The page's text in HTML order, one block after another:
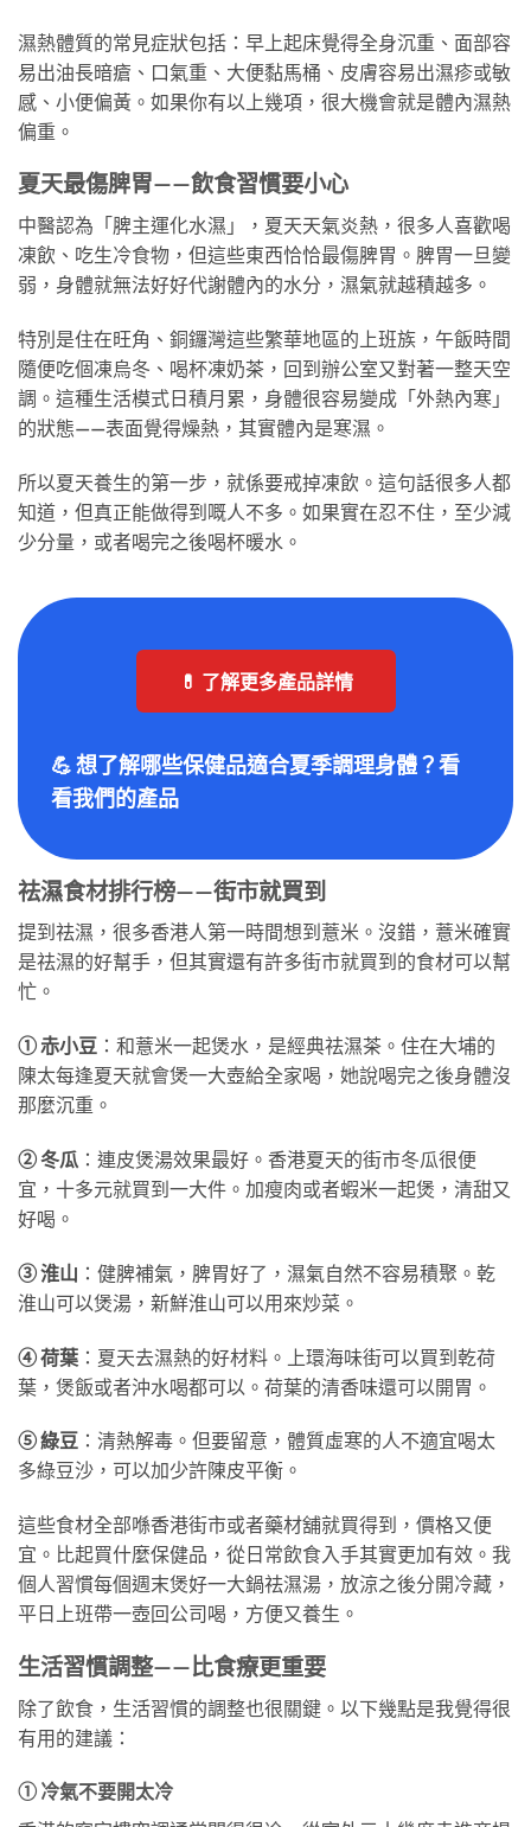
濕熱體質的常見症狀包括：早上起床覺得全身沉重、面部容
易出油長暗瘡、口氣重、大便黏馬桶、皮膚容易出濕疹或敏
感、小便偏黃。如果你有以上幾項，很大機會就是體內濕熱
偏重。
夏天最傷脾胃——飲食習慣要小心
中醫認為「脾主運化水濕」，夏天天氣炎熱，很多人喜歡喝
凍飲、吃生冷食物，但這些東西恰恰最傷脾胃。脾胃一旦變
弱，身體就無法好好代謝體內的水分，濕氣就越積越多。
特別是住在旺角、銅鑼灣這些繁華地區的上班族，午飯時間
隨便吃個凍烏冬、喝杯凍奶茶，回到辦公室又對著一整天空
調。這種生活模式日積月累，身體很容易變成「外熱內寒」
的狀態——表面覺得燥熱，其實體內是寒濕。
所以夏天養生的第一步，就係要戒掉凍飲。這句話很多人都
知道，但真正能做得到嘅人不多。如果實在忍不住，至少減
少分量，或者喝完之後喝杯暖水。
💊 了解更多產品詳情
💪想了解哪些保健品適合夏季調理身體？看
看我們的產品
祛濕食材排行榜——街市就買到
提到祛濕，很多香港人第一時間想到薏米。沒錯，薏米確實
是祛濕的好幫手，但其實還有許多街市就買到的食材可以幫
忙。
① 赤小豆 ：和薏米一起煲水，是經典祛濕茶。住在大埔的
陳太每逢夏天就會煲一大壺給全家喝，她說喝完之後身體沒
那麼沉重。
② 冬瓜 ：連皮煲湯效果最好。香港夏天的街市冬瓜很便
宜，十多元就買到一大件。加瘦肉或者蝦米一起煲，清甜又
好喝。
③ 淮山 ：健脾補氣，脾胃好了，濕氣自然不容易積聚。乾
淮山可以煲湯，新鮮淮山可以用來炒菜。
④ 荷葉 ：夏天去濕熱的好材料。上環海味街可以買到乾荷
葉，煲飯或者沖水喝都可以。荷葉的清香味還可以開胃。
⑤ 綠豆 ：清熱解毒。但要留意，體質虛寒的人不適宜喝太
多綠豆沙，可以加少許陳皮平衡。
這些食材全部喺香港街市或者藥材舖就買得到，價格又便
宜。比起買什麼保健品，從日常飲食入手其實更加有效。我
個人習慣每個週末煲好一大鍋祛濕湯，放涼之後分開冷藏，
平日上班帶一壺回公司喝，方便又養生。
生活習慣調整——比食療更重要
除了飲食，生活習慣的調整也很關鍵。以下幾點是我覺得很
有用的建議：
① 冷氣不要開太冷